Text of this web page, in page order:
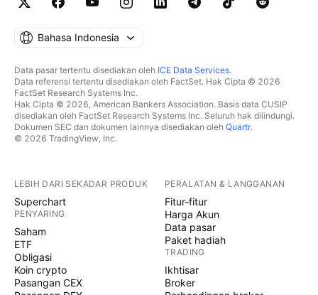
Bahasa Indonesia
Data pasar tertentu disediakan oleh ICE Data Services.
Data referensi tertentu disediakan oleh FactSet. Hak Cipta © 2026
FactSet Research Systems Inc.
Hak Cipta © 2026, American Bankers Association. Basis data CUSIP
disediakan oleh FactSet Research Systems Inc. Seluruh hak dilindungi.
Dokumen SEC dan dokumen lainnya disediakan oleh Quartr.
© 2026 TradingView, Inc.
LEBIH DARI SEKADAR PRODUK
Superchart
PENYARING
Saham
ETF
Obligasi
Koin crypto
Pasangan CEX
PERALATAN & LANGGANAN
Fitur-fitur
Harga Akun
Data pasar
Paket hadiah
TRADING
Ikhtisar
Broker